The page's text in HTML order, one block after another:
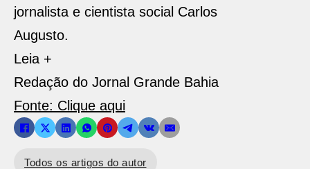
jornalista e cientista social Carlos
Augusto.
Leia +
Redação do Jornal Grande Bahia
Fonte: Clique aqui
Todos os artigos do autor